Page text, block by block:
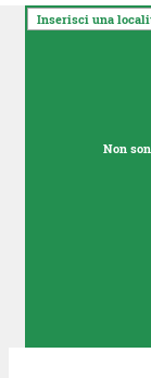
Inserisci una
Non